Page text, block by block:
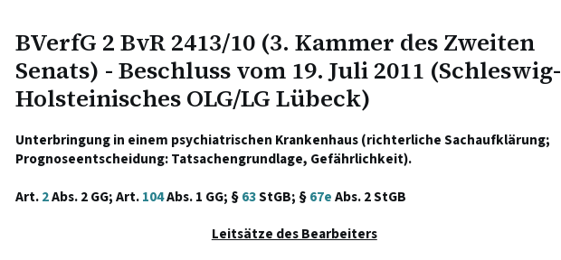
BVerfG 2 BvR 2413/10 (3. Kammer des Zweiten
Senats) - Beschluss vom 19. Juli 2011 (Schleswig-
Holsteinisches OLG/LG Lübeck)
Unterbringung in einem psychiatrischen Krankenhaus (richterliche Sachaufklärung;
Prognoseentscheidung: Tatsachengrundlage, Gefährlichkeit).
Art.2Abs. 2 GG; Art.104Abs. 1 GG; §63StGB; §67eAbs. 2 StGB
Leitsätze des Bearbeiters